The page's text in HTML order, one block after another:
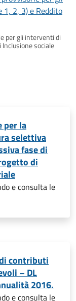
per gli interventi di
sociale
per la
selettiva
fase di
di
e consulta le
di contributi
– DL
2016.
e consulta le